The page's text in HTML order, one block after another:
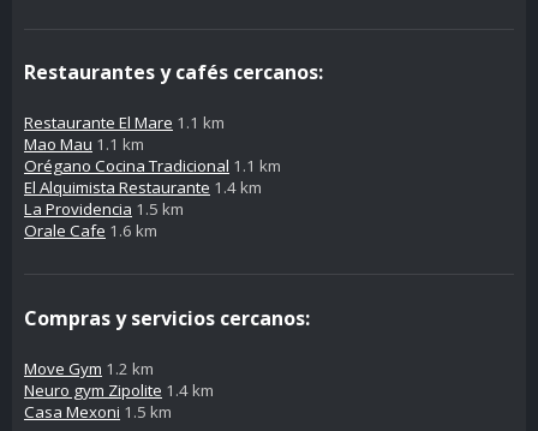
Restaurantes y cafés cercanos:
Restaurante El Mare 1.1 km
Mao Mau 1.1 km
Orégano Cocina Tradicional 1.1 km
El Alquimista Restaurante 1.4 km
La Providencia 1.5 km
Orale Cafe 1.6 km
Compras y servicios cercanos:
Move Gym 1.2 km
Neuro gym Zipolite 1.4 km
Casa Mexoni 1.5 km